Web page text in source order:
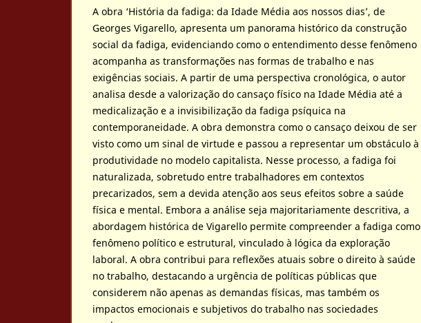
A obra ‘História da fadiga: da Idade Média aos nossos dias’, de
Georges Vigarello, apresenta um panorama histórico da construção
social da fadiga, evidenciando como o entendimento desse fenômeno
acompanha as transformações nas formas de trabalho e nas
exigências sociais. A partir de uma perspectiva cronológica, o autor
analisa desde a valorização do cansaço físico na Idade Média até a
medicalização e a invisibilização da fadiga psíquica na
contemporaneidade. A obra demonstra como o cansaço deixou de ser
visto como um sinal de virtude e passou a representar um obstáculo à
produtividade no modelo capitalista. Nesse processo, a fadiga foi
naturalizada, sobretudo entre trabalhadores em contextos
precarizados, sem a devida atenção aos seus efeitos sobre a saúde
física e mental. Embora a análise seja majoritariamente descritiva, a
abordagem histórica de Vigarello permite compreender a fadiga como
fenômeno político e estrutural, vinculado à lógica da exploração
laboral. A obra contribui para reflexões atuais sobre o direito à saúde
no trabalho, destacando a urgência de políticas públicas que
considerem não apenas as demandas físicas, mas também os
impactos emocionais e subjetivos do trabalho nas sociedades